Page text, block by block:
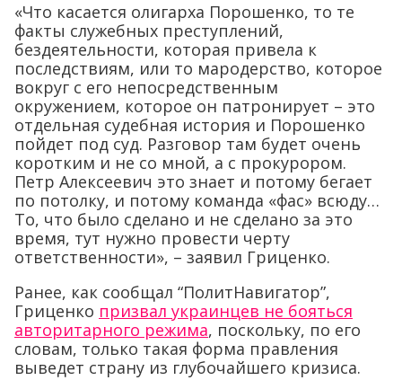
«Что касается олигарха Порошенко, то те
факты служебных преступлений,
бездеятельности, которая привела к
последствиям, или то мародерство, которое
вокруг с его непосредственным
окружением, которое он патронирует – это
отдельная судебная история и Порошенко
пойдет под суд. Разговор там будет очень
коротким и не со мной, а с прокурором.
Петр Алексеевич это знает и потому бегает
по потолку, и потому команда «фас» всюду…
То, что было сделано и не сделано за это
время, тут нужно провести черту
ответственности», – заявил Гриценко.
Ранее, как сообщал “ПолитНавигатор”,
Гриценко призвал украинцев не бояться
авторитарного режима, поскольку, по его
словам, только такая форма правления
выведет страну из глубочайшего кризиса.